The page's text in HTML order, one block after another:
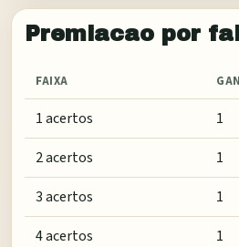
Premiacao por
FAIXA
1 acertos
1
2 acertos
1
3 acertos
1
4 acertos
1